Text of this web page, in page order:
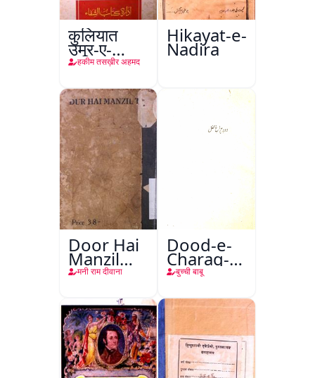
कुलियात
उमूर-ए-
तबीइया
हकीम तसख़ीर अहमद
Hikayat-e-
Nadira
Door Hai
Manzil
Teri
मनी राम दीवाना
Dood-e-
Charag-e-
Mahfil
बुच्ची बाबू